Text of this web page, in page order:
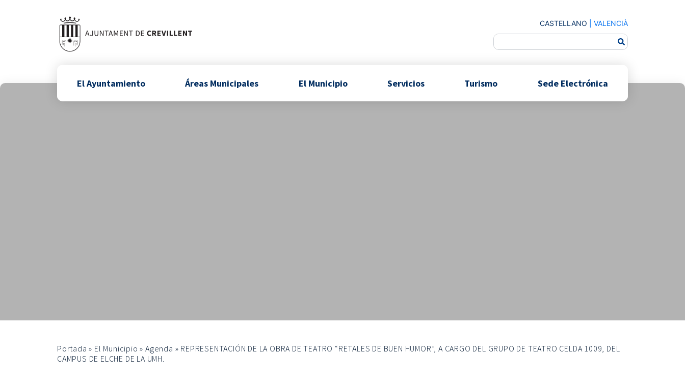
CASTELLANO VALENCIÀ
El Ayuntamiento Áreas Municipales El Municipio Servicios Turismo Sede Electrónica
Portada » El Municipio »Agenda » REPRESENTACIÓN DE LA OBRA DE TEATRO “RETALES DE BUEN HUMOR”, A CARGO DEL GRUPO DE TEATRO CELDA 1009, DEL
CAMPUS DE ELCHE DE LA UMH.